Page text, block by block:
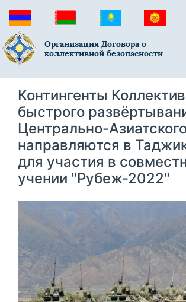
Организация Договора о
коллективной безопасности
Контингенты
быстрого
Центрально-
направляются в
для участия в
учении "Рубеж-2022"